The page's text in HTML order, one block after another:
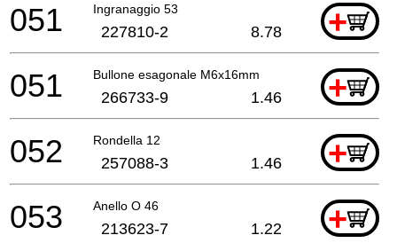
Ingranaggio 53 +
051 227810-2 8.78
Bullone esagonale M6x16mm +
051 266733-9 1.46
Rondella 12 +
052 257088-3 1.46
Anello O 46 +
053 213623-7 1.22